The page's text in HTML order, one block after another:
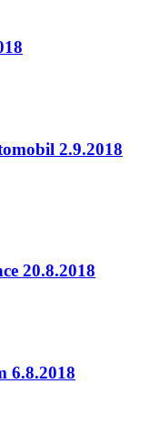
2.9.2018
20.8.2018
6.8.2018